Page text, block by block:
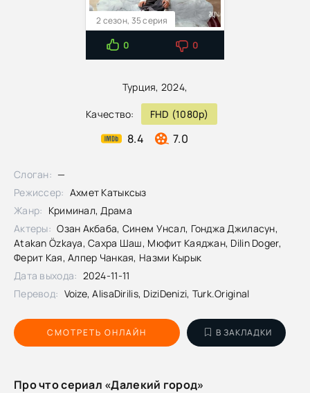
Турция, 2024,
Качество: FHD (1080p)
8.4 7.0
2 сезон, 35 серия
0 0
СМОТРЕТЬ ОНЛАЙН В ЗАКЛАДКИ
Слоган: —
Режиссер: Ахмет Катыксыз
Жанр: Криминал, Драма
Актеры: Озан Акбаба, Синем Унсал, Гонджа Джиласун,
Atakan Özkaya, Сахра Шаш, Мюфит Каяджан, Dilin Doger,
Ферит Кая, Алпер Чанкая, Назми Кырык
Дата выхода: 2024-11-11
Перевод: Voize, AlisaDirilis, DiziDenizi, Turk.Original
Про что сериал «Далекий город»